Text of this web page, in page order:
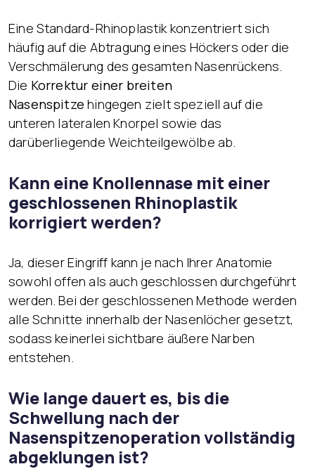
Eine Standard-Rhinoplastik konzentriert sich
häufig auf die Abtragung eines Höckers oder die
Verschmälerung des gesamten Nasenrückens.
Die Korrektur einer breiten
Nasenspitze hingegen zielt speziell auf die
unteren lateralen Knorpel sowie das
darüberliegende Weichteilgewölbe ab.
Kann eine Knollennase mit einer
geschlossenen Rhinoplastik
korrigiert werden?
Ja, dieser Eingriff kann je nach Ihrer Anatomie
sowohl offen als auch geschlossen durchgeführt
werden. Bei der geschlossenen Methode werden
alle Schnitte innerhalb der Nasenlöcher gesetzt,
sodass keinerlei sichtbare äußere Narben
entstehen.
Wie lange dauert es, bis die
Schwellung nach der
Nasenspitzenoperation vollständig
abgeklungen ist?